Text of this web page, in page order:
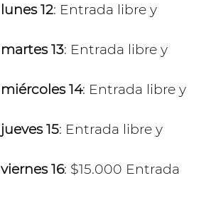
lunes 12: Entrada libre y
martes 13: Entrada libre y
miércoles 14: Entrada libre y
jueves 15: Entrada libre y
viernes 16: $15.000 Entrada